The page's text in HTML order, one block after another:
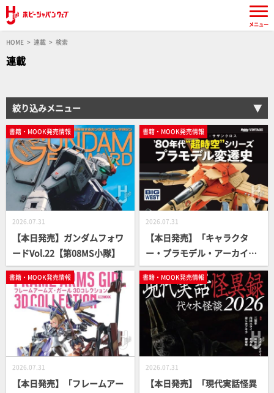
HOME 連載 検索
連載
絞り込みメニュー
書籍・MOOK発売情報
2026.07.31
【本日発売】ガンダムフォワ
ードVol.22【第08MS小隊】
書籍・MOOK発売情報
2026.07.31
【本日発売】「キャラクタ
ー・プラモデル・アーカイブ
Vol.002」【超時空シリーズ】
書籍・MOOK発売情報
2026.07.31
【本日発売】「フレームアー
書籍・MOOK発売情報
2026.07.31
【本日発売】「現代実話怪異
メニュー